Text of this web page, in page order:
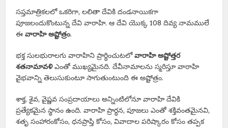
సప్తమాత్రికలలో ఒకరిగా, లలితా దేవికి దండనాయికగా
పూజలందుకొంటున్న దేవి వారాహి. ఆ దేవి యొక్క 108 దివ్య నామములే
ఈవారాహి అష్టోత్రం.
భక్త సులభురాలగు వారాహిని ప్రార్ధించుటలోవారాహి అష్టోత్తర
శతనామావళిఎంతో ముఖ్యమైనది. దేవీనామాలను స్మరిస్తూ వారాహి
వైభవాన్ని తెలుసుకుంటూ సాగుతుంటుంది ఈ అష్టోత్రం.
శాక్త, శైవ, వైష్ణవ సంప్రదాయాలు అన్నింటిలోనూ వారాహి దేవికి
ప్రత్యేకమైన స్థానం ఉంది. వారాహి ప్రార్ధన, పూజలు ఎంతో శక్తివంతమైనవి,
శతృ సంహారంకోసం, ధనప్రాప్తి కోసం, వివాదాల పరిష్కారం కోసం తప్పక